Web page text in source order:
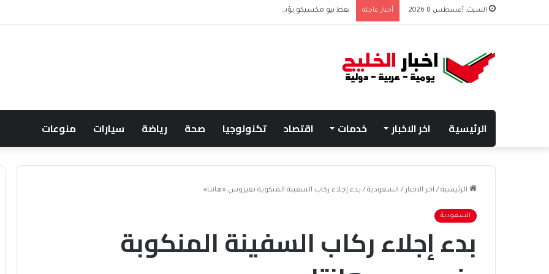
السبت, أغسطس 8 2026 أخبار عاجلة نفط نيو مكسيكو يؤسس صندوق 75 مليار دولار ويشعل جدل الإنفاق
الرئيسية اخر الاخبار خدمات اقتصاد تكنولوجيا صحة رياضة سيارات منوعات
الرئيسية / اخر الاخبار / السعودية / بدء إجلاء ركاب السفينة المنكوبة بفيروس «هانتا»
السعودية
بدء إجلاء ركاب السفينة المنكوبة